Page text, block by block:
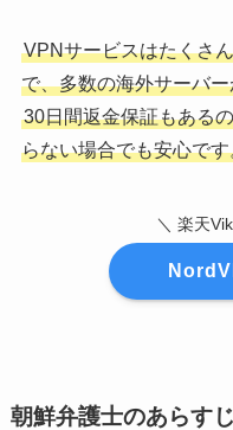
VPNサービスはたくさ
で、多数の海外サーバ
30日間返金保証もある
らない場合でも安心です
＼ 楽天
朝鮮弁護士のあらすじ